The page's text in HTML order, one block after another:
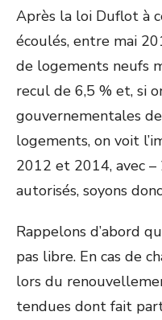
Après la loi Duflot à
écoulés, entre mai
de logements neufs
recul de 6,5 % et, si
gouvernementales
logements, on voit
2012 et 2014, avec
autorisés, soyons
Rappelons d’abord
pas libre. En cas de
lors du
tendues dont fait